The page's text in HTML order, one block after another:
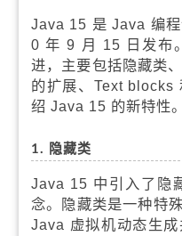
Java 15 是 Java 编
0 年 9 月 15 日发布
进，主要包括隐藏类
的扩展、Text blocks
绍 Java 15 的新特性。
1. 隐藏类
Java 15 中引入了隐
念。隐藏类是一种特
Java 虚拟机动态生